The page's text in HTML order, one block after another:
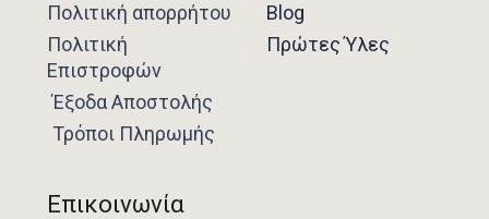
Πολιτική απορρήτου
Πολιτική
Επιστροφών
Έξοδα Αποστολής
Τρόποι Πληρωμής
Blog
Πρώτες Ύλες
Επικοινωνία